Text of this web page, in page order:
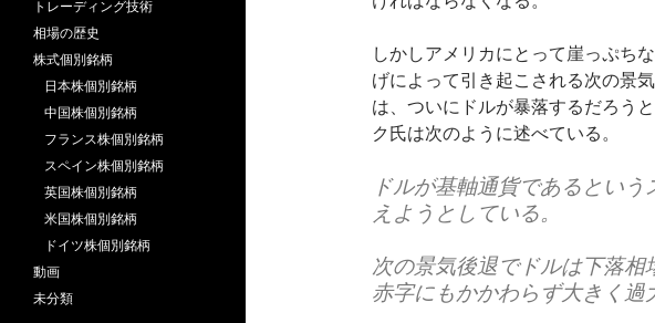
しかしアメリカにとって崖っぷち
げによって引き起こされる次の景
は、ついにドルが暴落するだろう
ク氏は次のように述べている。
ドルが基軸通貨であるとい
えようとしている。
次の景気後退でドルは下落
赤字にもかかわらず大きく過
トレーディング技術
相場の歴史
株式個別銘柄
日本株個別銘柄
中国株個別銘柄
フランス株個別銘柄
スペイン株個別銘柄
英国株個別銘柄
米国株個別銘柄
ドイツ株個別銘柄
動画
未分類